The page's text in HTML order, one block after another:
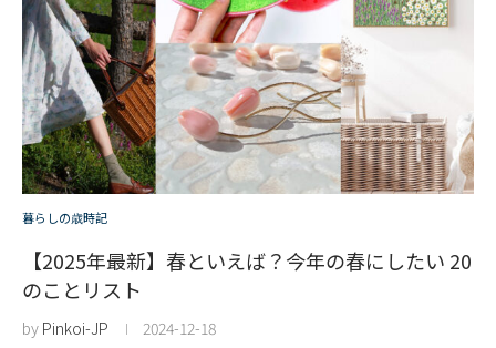
暮らしの歳時記
【2025年最新】春といえば？今年の春にしたい 20
のことリスト
by Pinkoi-JP 2024-12-18